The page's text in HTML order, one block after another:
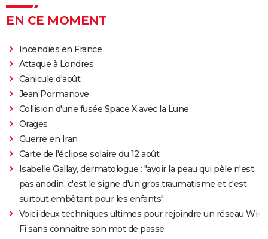
EN CE MOMENT
Incendies en France
Attaque à Londres
Canicule d'août
Jean Pormanove
Collision d'une fusée Space X avec la Lune
Orages
Guerre en Iran
Carte de l'éclipse solaire du 12 août
Isabelle Gallay, dermatologue : "avoir la peau qui pèle n'est
pas anodin, c'est le signe d'un gros traumatisme et c'est
surtout embêtant pour les enfants"
Voici deux techniques ultimes pour rejoindre un réseau Wi-
Fi sans connaitre son mot de passe